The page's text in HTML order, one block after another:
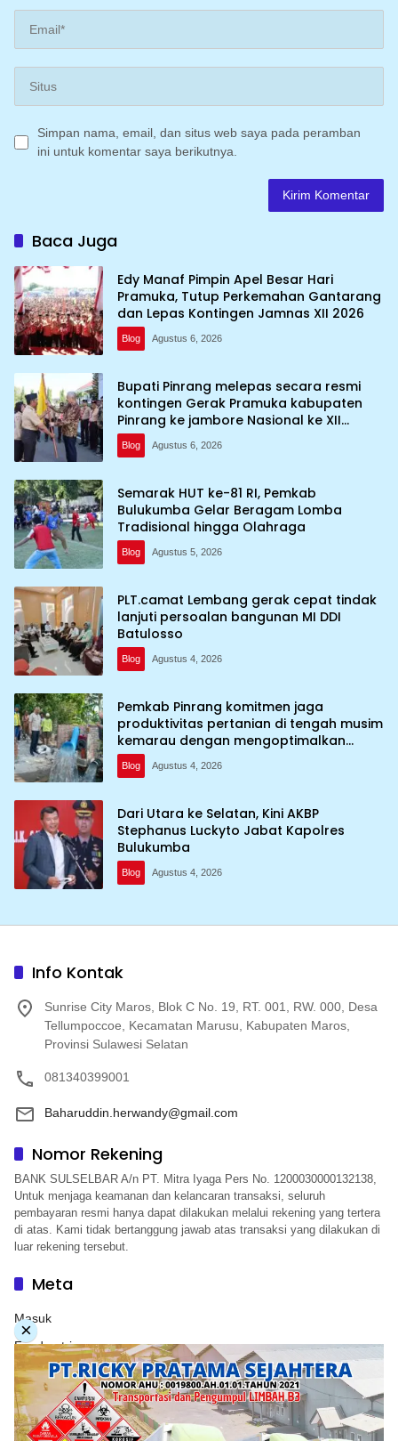
Simpan nama, email, dan situs web saya pada peramban
ini untuk komentar saya berikutnya.
Baca Juga
Edy Manaf Pimpin Apel Besar Hari
Pramuka, Tutup Perkemahan Gantarang
dan Lepas Kontingen Jamnas XII 2026
Blog Agustus 6, 2026
Bupati Pinrang melepas secara resmi
kontingen Gerak Pramuka kabupaten
Pinrang ke jambore Nasional ke XII
kebumi perkemahan Cibubur
Blog Agustus 6, 2026
Semarak HUT ke-81 RI, Pemkab
Bulukumba Gelar Beragam Lomba
Tradisional hingga Olahraga
Blog Agustus 5, 2026
PLT.camat Lembang gerak cepat tindak
lanjuti persoalan bangunan MI DDI
Batulosso
Blog Agustus 4, 2026
Pemkab Pinrang komitmen jaga
produktivitas pertanian di tengah musim
kemarau dengan mengoptimalkan
program Irigasi perpompaan (Irpom)
Blog Agustus 4, 2026
Dari Utara ke Selatan, Kini AKBP
Stephanus Luckyto Jabat Kapolres
Bulukumba
Blog Agustus 4, 2026
Info Kontak
Sunrise City Maros, Blok C No. 19, RT. 001, RW. 000, Desa
Tellumpoccoe, Kecamatan Marusu, Kabupaten Maros,
Provinsi Sulawesi Selatan
081340399001
Baharuddin.herwandy@gmail.com
Nomor Rekening
BANK SULSELBAR A/n PT. Mitra Iyaga Pers No. 1200030000132138,
Untuk menjaga keamanan dan kelancaran transaksi, seluruh
pembayaran resmi hanya dapat dilakukan melalui rekening yang tertera
di atas. Kami tidak bertanggung jawab atas transaksi yang dilakukan di
luar rekening tersebut.
Meta
Masuk
Feed entri
Feed komentar
WordPress.org
×